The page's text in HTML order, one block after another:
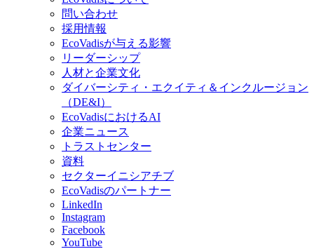
問い合わせ
採用情報
EcoVadisが与える影響
リーダーシップ
人材と企業文化
ダイバーシティ・エクイティ＆インクルージョン
（DE&I）
EcoVadisにおけるAI
企業ニュース
トラストセンター
資料
セクターイニシアチブ
EcoVadisのパートナー
LinkedIn
Instagram
Facebook
YouTube